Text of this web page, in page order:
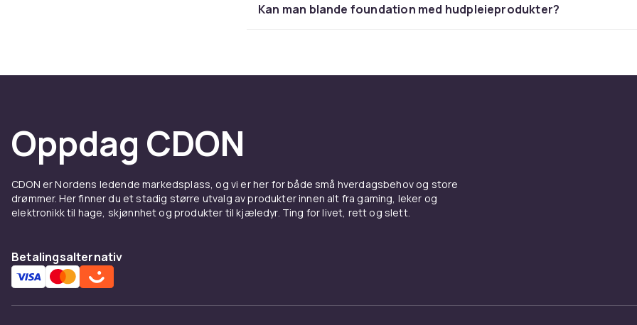
glød. Bestill foundation og concealer på CDON for trygg handel og rask
Kan man blande foundation med hudpleieprodukter?
Oppdag CDON
CDON er Nordens ledende markedsplass, og vi er her for både små hverdagsbehov og store
drømmer. Her finner du et stadig større utvalg av produkter innen alt fra gaming, leker og
elektronikk til hage, skjønnhet og produkter til kjæledyr. Ting for livet, rett og slett.
Betalingsalternativ